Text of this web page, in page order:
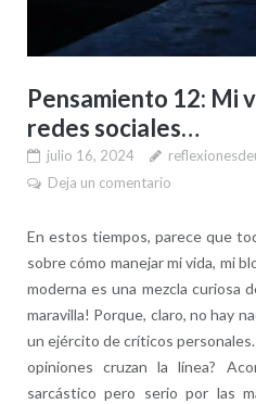
Pensamiento 12: Mi
redes sociales…
julio 16, 2024
Deja un comentario
En estos tiempos, parece que
sobre cómo manejar mi vida, mi
moderna es una mezcla curiosa
maravilla! Porque, claro, no hay
un ejército de críticos
opiniones cruzan la línea?
sarcástico pero serio por las